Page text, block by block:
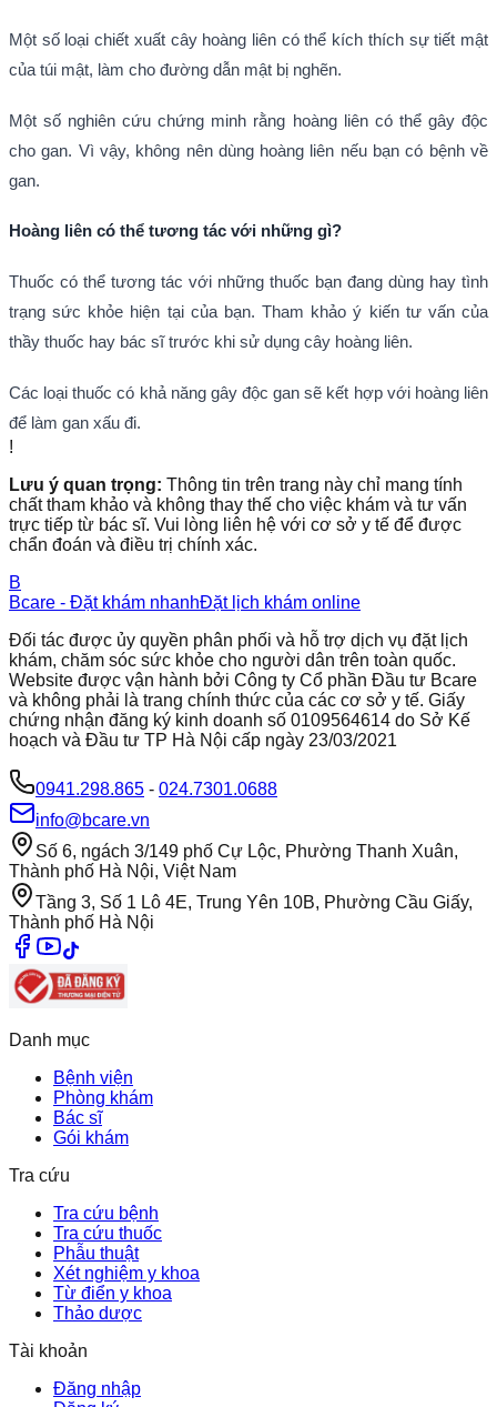
Một số loại chiết xuất cây hoàng liên có thể kích thích sự tiết mật
của túi mật, làm cho đường dẫn mật bị nghẽn.
Một số nghiên cứu chứng minh rằng hoàng liên có thể gây độc
cho gan. Vì vậy, không nên dùng hoàng liên nếu bạn có bệnh về
gan.
Hoàng liên có thể tương tác với những gì?
Thuốc có thể tương tác với những thuốc bạn đang dùng hay tình
trạng sức khỏe hiện tại của bạn. Tham khảo ý kiến tư vấn của
thầy thuốc hay bác sĩ trước khi sử dụng cây hoàng liên.
Các loại thuốc có khả năng gây độc gan sẽ kết hợp với hoàng liên
để làm gan xấu đi.
!
Lưu ý quan trọng: Thông tin trên trang này chỉ mang tính
chất tham khảo và không thay thế cho việc khám và tư vấn
trực tiếp từ bác sĩ. Vui lòng liên hệ với cơ sở y tế để được
chẩn đoán và điều trị chính xác.
B
Bcare - Đặt khám nhanhĐặt lịch khám online
Đối tác được ủy quyền phân phối và hỗ trợ dịch vụ đặt lịch
khám, chăm sóc sức khỏe cho người dân trên toàn quốc.
Website được vận hành bởi Công ty Cổ phần Đầu tư Bcare
và không phải là trang chính thức của các cơ sở y tế. Giấy
chứng nhận đăng ký kinh doanh số 0109564614 do Sở Kế
hoạch và Đầu tư TP Hà Nội cấp ngày 23/03/2021
0941.298.865 - 024.7301.0688
info@bcare.vn
Số 6, ngách 3/149 phố Cự Lộc, Phường Thanh Xuân,
Thành phố Hà Nội, Việt Nam
Tầng 3, Số 1 Lô 4E, Trung Yên 10B, Phường Cầu Giấy,
Thành phố Hà Nội
Danh mục
Bệnh viện
Phòng khám
Bác sĩ
Gói khám
Tra cứu
Tra cứu bệnh
Tra cứu thuốc
Phẫu thuật
Xét nghiệm y khoa
Từ điển y khoa
Thảo dược
Tài khoản
Đăng nhập